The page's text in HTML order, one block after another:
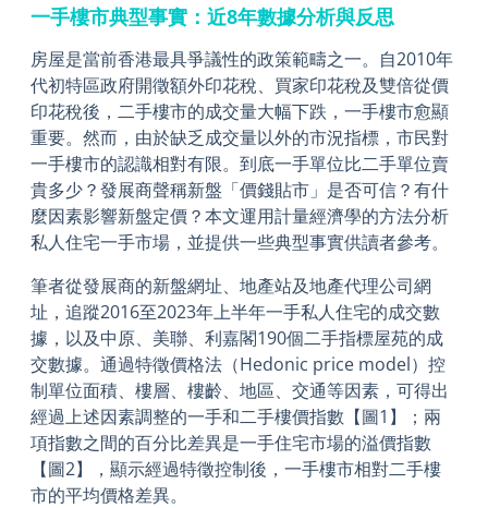
一手樓市典型事實：近8年數據分析與反思
房屋是當前香港最具爭議性的政策範疇之一。自2010年
代初特區政府開徵額外印花稅、買家印花稅及雙倍從價
印花稅後，二手樓市的成交量大幅下跌，一手樓市愈顯
重要。然而，由於缺乏成交量以外的市況指標，市民對
一手樓市的認識相對有限。到底一手單位比二手單位賣
貴多少？發展商聲稱新盤「價錢貼市」是否可信？有什
麼因素影響新盤定價？本文運用計量經濟學的方法分析
私人住宅一手市場，並提供一些典型事實供讀者參考。
筆者從發展商的新盤網址、地產站及地產代理公司網
址，追蹤2016至2023年上半年一手私人住宅的成交數
據，以及中原、美聯、利嘉閣190個二手指標屋苑的成
交數據。通過特徵價格法（Hedonic price model）控
制單位面積、樓層、樓齡、地區、交通等因素，可得出
經過上述因素調整的一手和二手樓價指數【圖1】；兩
項指數之間的百分比差異是一手住宅市場的溢價指數
【圖2】，顯示經過特徵控制後，一手樓市相對二手樓
市的平均價格差異。